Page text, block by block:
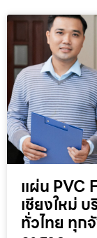
แผ่น PVC
เชียงใหม่
ทั่วไทย ทุก